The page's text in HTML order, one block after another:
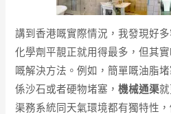
講到香港嘅實際情況，我發現好
化學劑平靚正就用得最多，但其
嘅解決方法。例如，簡單嘅油脂
係沙石或者硬物堵塞，機械通渠
渠務系統同天氣環境都有獨特性